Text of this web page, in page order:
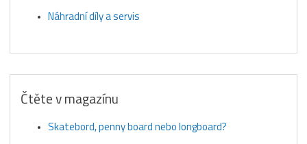
Náhradní díly a servis
Čtěte v magazínu
Skatebord, penny board nebo longboard?